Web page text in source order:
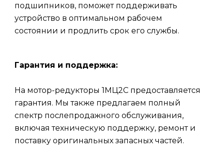
подшипников, поможет поддерживать
устройство в оптимальном рабочем
состоянии и продлить срок его службы.
Гарантия и поддержка:
На мотор-редукторы 1МЦ2С предоставляется
гарантия. Мы также предлагаем полный
спектр послепродажного обслуживания,
включая техническую поддержку, ремонт и
поставку оригинальных запасных частей.